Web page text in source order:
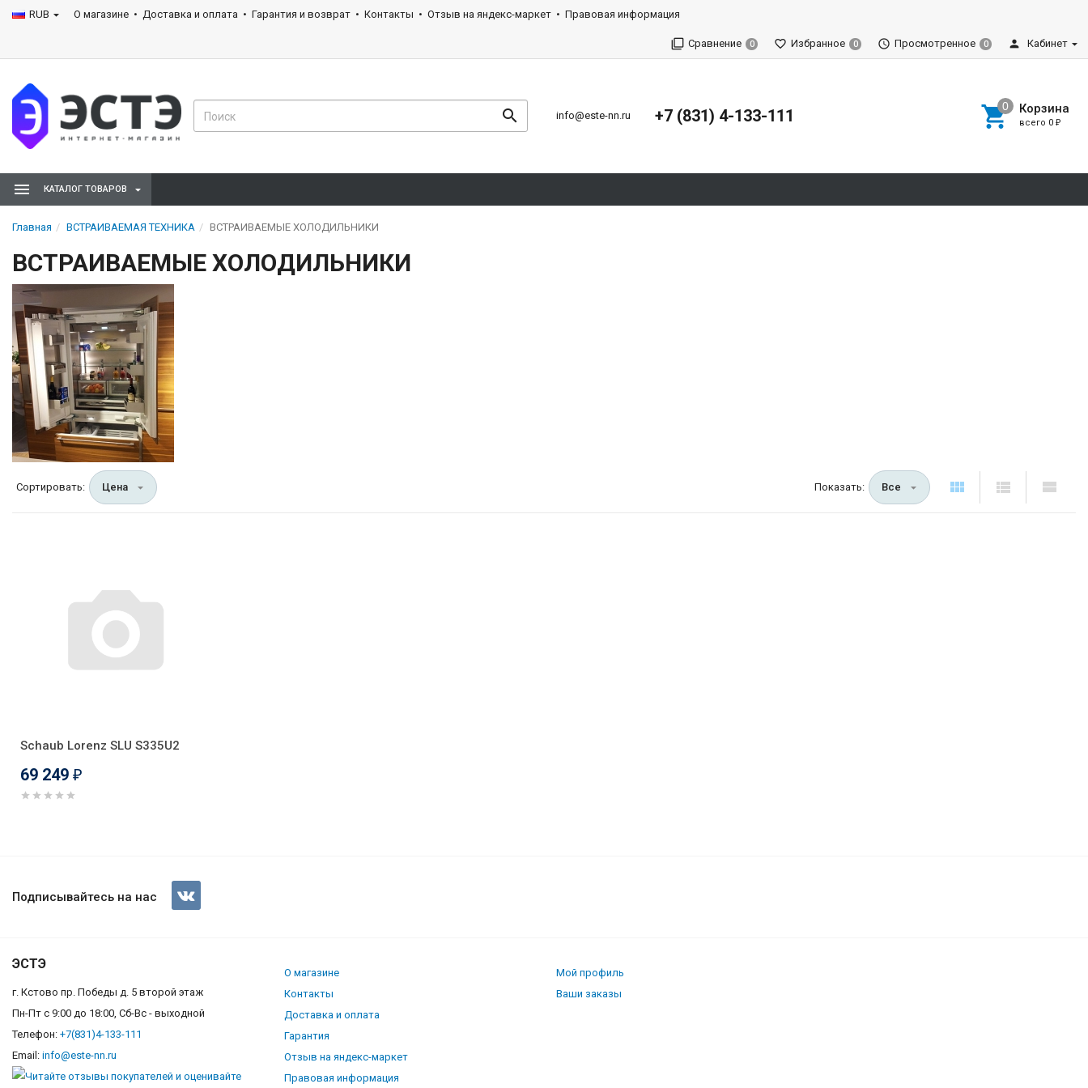
RUB О магазине Доставка и оплата Гарантия и возврат Контакты Отзыв на яндекс-маркет Правовая информация
Сравнение 0 Избранное 0 Просмотренное 0 Кабинет
info@este-nn.ru +7 (831) 4-133-111 Корзина
всего 0 ₽
КАТАЛОГ ТОВАРОВ
Главная ВСТРАИВАЕМАЯ ТЕХНИКА ВСТРАИВАЕМЫЕ ХОЛОДИЛЬНИКИ
ВСТРАИВАЕМЫЕ ХОЛОДИЛЬНИКИ
Сортировать: Цена Показать: Все
Schaub Lorenz SLU S335U2
69 249 ₽
Подписывайтесь на нас
ЭСТЭ
г. Кстово пр. Победы д. 5 второй этаж
Пн-Пт с 9:00 до 18:00, Сб-Вс - выходной
Телефон: +7(831)4-133-111
Email: info@este-nn.ru
О магазине
Контакты
Доставка и оплата
Гарантия
Отзыв на яндекс-маркет
Правовая информация
Мой профиль
Ваши заказы